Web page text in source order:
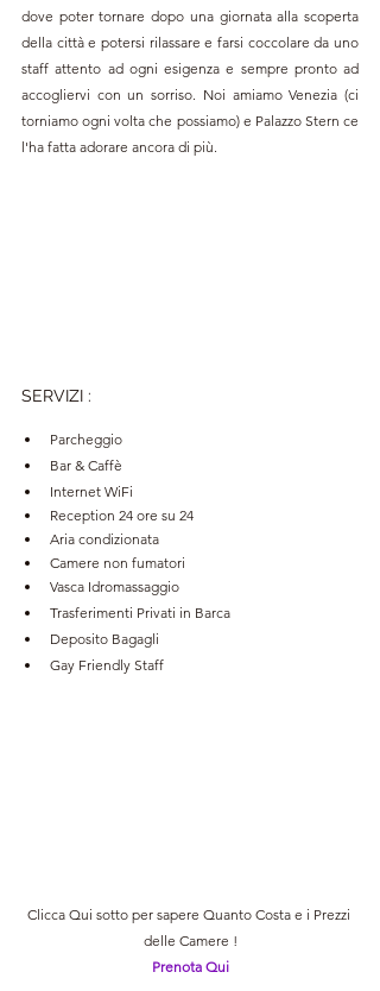
dove poter tornare dopo una giornata alla scoperta
della città e potersi rilassare e farsi coccolare da uno
staff attento ad ogni esigenza e sempre pronto ad
accogliervi con un sorriso. Noi amiamo Venezia (ci
torniamo ogni volta che possiamo) e Palazzo Stern ce
l'ha fatta adorare ancora di più.
SERVIZI :
Parcheggio
Bar & Caffè
Internet WiFi
Reception 24 ore su 24
Aria condizionata
Camere non fumatori
Vasca Idromassaggio
Trasferimenti Privati in Barca
Deposito Bagagli
Gay Friendly Staff
Clicca Qui sotto per sapere Quanto Costa e i Prezzi
delle Camere !
Prenota Qui